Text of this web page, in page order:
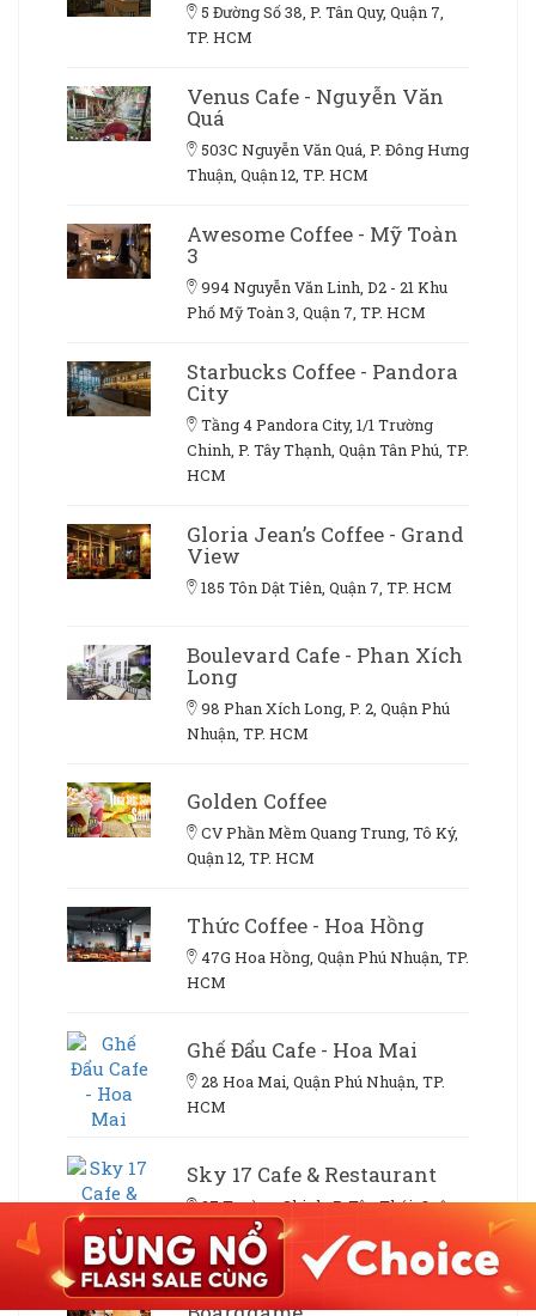
5 Đường Số 38, P. Tân Quy, Quận 7,
TP. HCM
Venus Cafe - Nguyễn Văn
Quá
503C Nguyễn Văn Quá, P. Đông Hưng
Thuận, Quận 12, TP. HCM
Awesome Coffee - Mỹ Toàn
3
994 Nguyễn Văn Linh, D2 - 21 Khu
Phố Mỹ Toàn 3, Quận 7, TP. HCM
Starbucks Coffee - Pandora
City
Tầng 4 Pandora City, 1/1 Trường
Chinh, P. Tây Thạnh, Quận Tân Phú, TP.
HCM
Gloria Jean’s Coffee - Grand
View
185 Tôn Dật Tiên, Quận 7, TP. HCM
Boulevard Cafe - Phan Xích
Long
98 Phan Xích Long, P. 2, Quận Phú
Nhuận, TP. HCM
Golden Coffee
CV Phần Mềm Quang Trung, Tô Ký,
Quận 12, TP. HCM
Thức Coffee - Hoa Hồng
47G Hoa Hồng, Quận Phú Nhuận, TP.
HCM
Ghế Đẩu Cafe - Hoa Mai
28 Hoa Mai, Quận Phú Nhuận, TP.
HCM
Sky 17 Cafe & Restaurant
27 Trường Chinh, P. Tân Thới, Quận
12, TP. HCM
Cafe Comma - Cafe Sách &